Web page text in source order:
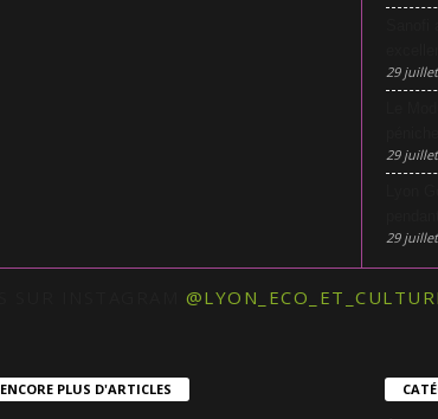
29
29
29
ENCORE PLUS D'ARTICLES